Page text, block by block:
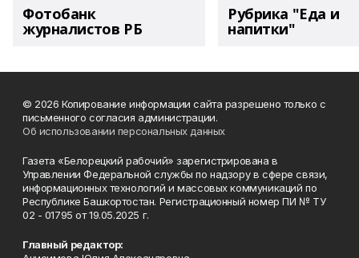
Фотобанк
журналистов РБ
Рубрика "Еда и
напитки"
© 2026 Копирование информации сайта разрешено только с
письменного согласия администрации.
Об использовании персональных данных
Газета «Белорецкий рабочий» зарегистрирована в
Управлении Федеральной службы по надзору в сфере связи,
информационных технологий и массовых коммуникаций по
Республике Башкортостан. Регистрационный номер ПИ № ТУ
02 - 01795 от 19.05.2025 г.
Главный редактор: